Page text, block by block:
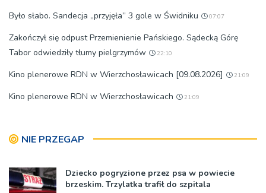
Było słabo. Sandecja „przyjęła” 3 gole w Świdniku 07:07
Zakończył się odpust Przemienienie Pańskiego. Sądecką Górę
Tabor odwiedziły tłumy pielgrzymów
22:10
Kino plenerowe RDN w Wierzchosławicach [09.08.2026] 21:09
Kino plenerowe RDN w Wierzchosławicach 21:09
NIE PRZEGAP
Dziecko pogryzione przez psa w powiecie
brzeskim. Trzylatka trafił do szpitala